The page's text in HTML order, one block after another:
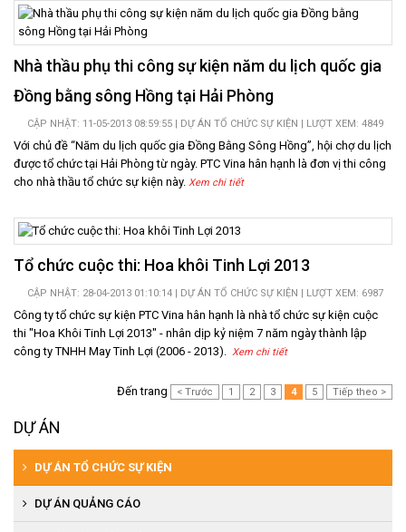
Nhà thầu phụ thi công sự kiện năm du lịch quốc gia
Đồng bằng sông Hồng tại Hải Phòng
CẬP NHẬT: 11-05-2013 08:59:55 | DỰ ÁN TỔ CHỨC SỰ KIỆN | LƯỢT XEM: 4849
Với chủ đề “Năm du lịch quốc gia Đồng Bằng Sông Hồng”, hội chợ du lịch
được tổ chức tại Hải Phòng từ ngày. PTC Vina hân hạnh là đơn vị thi công
cho nhà thầu tổ chức sự kiện này. Xem chi tiết
Tổ chức cuộc thi: Hoa khôi Tinh Lợi 2013
CẬP NHẬT: 28-04-2013 01:10:14 | DỰ ÁN TỔ CHỨC SỰ KIỆN | LƯỢT XEM: 6987
Công ty tổ chức sự kiện PTC Vina hân hạnh là nhà tổ chức sự kiện cuộc
thi "Hoa Khôi Tinh Lợi 2013" - nhân dịp kỷ niệm 7 năm ngày thành lập
công ty TNHH May Tinh Lợi (2006 - 2013). Xem chi tiết
Đến trang < Trước 1 2 3 4 5 Tiếp theo >
DỰ ÁN
DỰ ÁN TỔ CHỨC SỰ KIỆN
DỰ ÁN QUẢNG CÁO